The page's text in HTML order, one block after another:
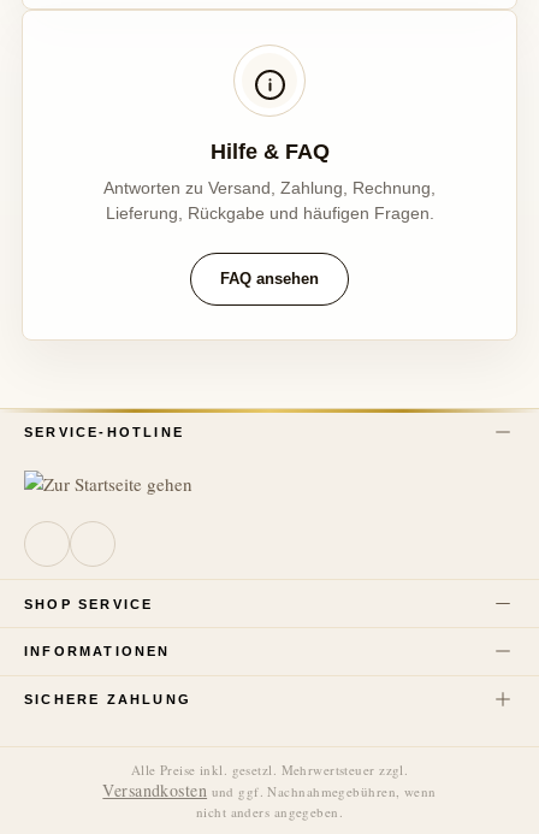
Hilfe & FAQ
Antworten zu Versand, Zahlung, Rechnung,
Lieferung, Rückgabe und häufigen Fragen.
FAQ ansehen
SERVICE-HOTLINE
SHOP SERVICE
INFORMATIONEN
SICHERE ZAHLUNG
Alle Preise inkl. gesetzl. Mehrwertsteuer zzgl.
Versandkosten und ggf. Nachnahmegebühren, wenn
nicht anders angegeben.